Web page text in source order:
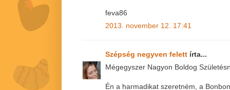
feva86
2013. november 12. 17:41
Szépség negyven felett írta...
Mégegyszer Nagyon Boldog
Én a harmadikat szeretném, a